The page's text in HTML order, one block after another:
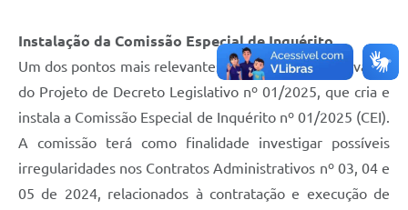
Instalação da Comissão Especial de Inquérito
Um dos pontos mais relevantes da sessão foi a aprovação
do Projeto de Decreto Legislativo nº 01/2025, que cria e
instala a Comissão Especial de Inquérito nº 01/2025 (CEI).
A comissão terá como finalidade investigar possíveis
irregularidades nos Contratos Administrativos nº 03, 04 e
05 de 2024, relacionados à contratação e execução de